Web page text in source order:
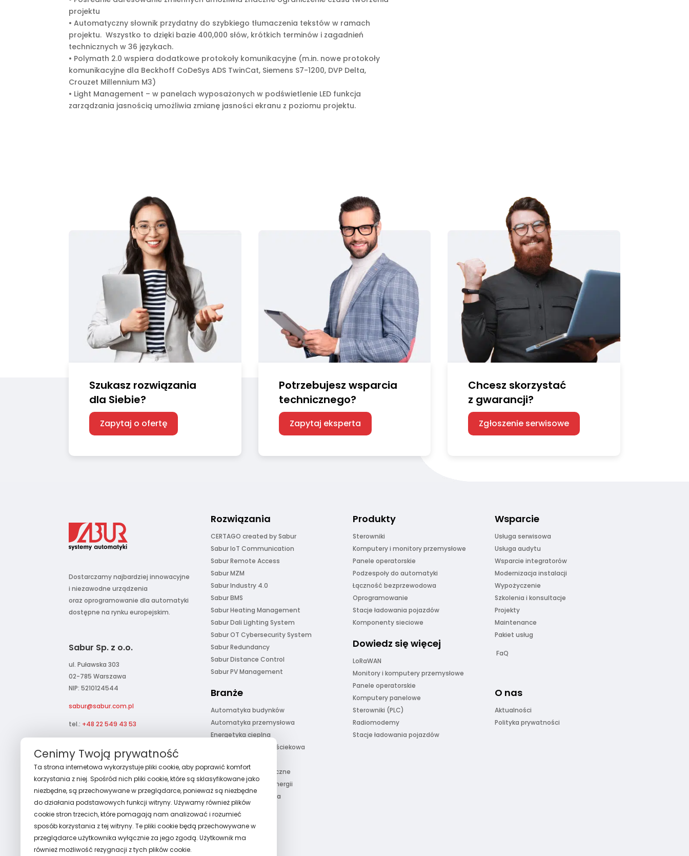
projektu
• Automatyczny słownik przydatny do szybkiego tłumaczenia tekstów w ramach
projektu. Wszystko to dzięki bazie 400,000 słów, krótkich terminów i zagadnień
technicznych w 36 językach.
• Polymath 2.0 wspiera dodatkowe protokoły komunikacyjne (m.in. nowe protokoły
komunikacyjne dla Beckhoff CoDeSys ADS TwinCat, Siemens S7-1200, DVP Delta,
Crouzet Millennium M3)
• Light Management – w panelach wyposażonych w podświetlenie LED funkcja
zarządzania jasnością umożliwia zmianę jasności ekranu z poziomu projektu.
Szukasz rozwiązania
dla Siebie?
Zapytaj o ofertę
Potrzebujesz wsparcia
technicznego?
Zapytaj eksperta
Chcesz skorzystać
z gwarancji?
Zgłoszenie serwisowe
Dostarczamy najbardziej innowacyjne
i niezawodne urządzenia
oraz oprogramowanie dla automatyki
dostępne na rynku europejskim.
Sabur Sp. z o.o.
ul. Puławska 303
02-785 Warszawa
NIP: 5210124544
sabur@sabur.com.pl
tel.: +48 22 549 43 53
Rozwiązania
CERTAGO created by Sabur
Sabur IoT Communication
Sabur Remote Access
Sabur MZM
Sabur Industry 4.0
Sabur BMS
Sabur Heating Management
Sabur Dali Lighting System
Sabur OT Cybersecurity System
Sabur Redundancy
Sabur Distance Control
Sabur PV Management
Branże
Automatyka budynków
Automatyka przemysłowa
Energetyka cieplna
Gospodarka wodno-ściekowa
Obiekty hydrotechniczne
Odnawialne źródła energii
Infrastruktura lotniska
Infrastruktura tunele
Produkty
Sterowniki
Komputery i monitory przemysłowe
Panele operatorskie
Podzespoły do automatyki
Łączność bezprzewodowa
Oprogramowanie
Stacje ładowania pojazdów
Komponenty sieciowe
Dowiedz się więcej
LoRaWAN
Monitory i komputery przemysłowe
Panele operatorskie
Komputery panelowe
Sterowniki (PLC)
Radiomodemy
Stacje ładowania pojazdów
Wsparcie
Usługa serwisowa
Usługa audytu
Wsparcie integratorów
Modernizacja instalacji
Wypożyczenie
Szkolenia i konsultacje
Projekty
Maintenance
Pakiet usług
FaQ
O nas
Aktualności
Polityka prywatności
Cenimy Twoją prywatność
Ta strona internetowa wykorzystuje pliki cookie, aby poprawić komfort
korzystania z niej. Spośród nich pliki cookie, które są sklasyfikowane jako
niezbędne, są przechowywane w przeglądarce, ponieważ są niezbędne
do działania podstawowych funkcji witryny. Używamy również plików
cookie stron trzecich, które pomagają nam analizować i rozumieć
sposób korzystania z tej witryny. Te pliki cookie będą przechowywane w
przeglądarce użytkownika wyłącznie za jego zgodą. Użytkownik ma
również możliwość rezygnacji z tych plików cookie.